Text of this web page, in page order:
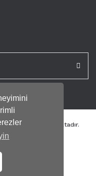
ile korunmaktadır.